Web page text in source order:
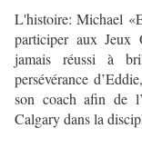
L'histoire: Michael
participer aux Jeux
jamais réussi à
persévérance
son coach afin de
Calgary dans la